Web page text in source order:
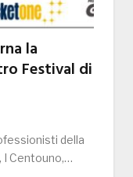
la
Festival di
della
I Centouno,…